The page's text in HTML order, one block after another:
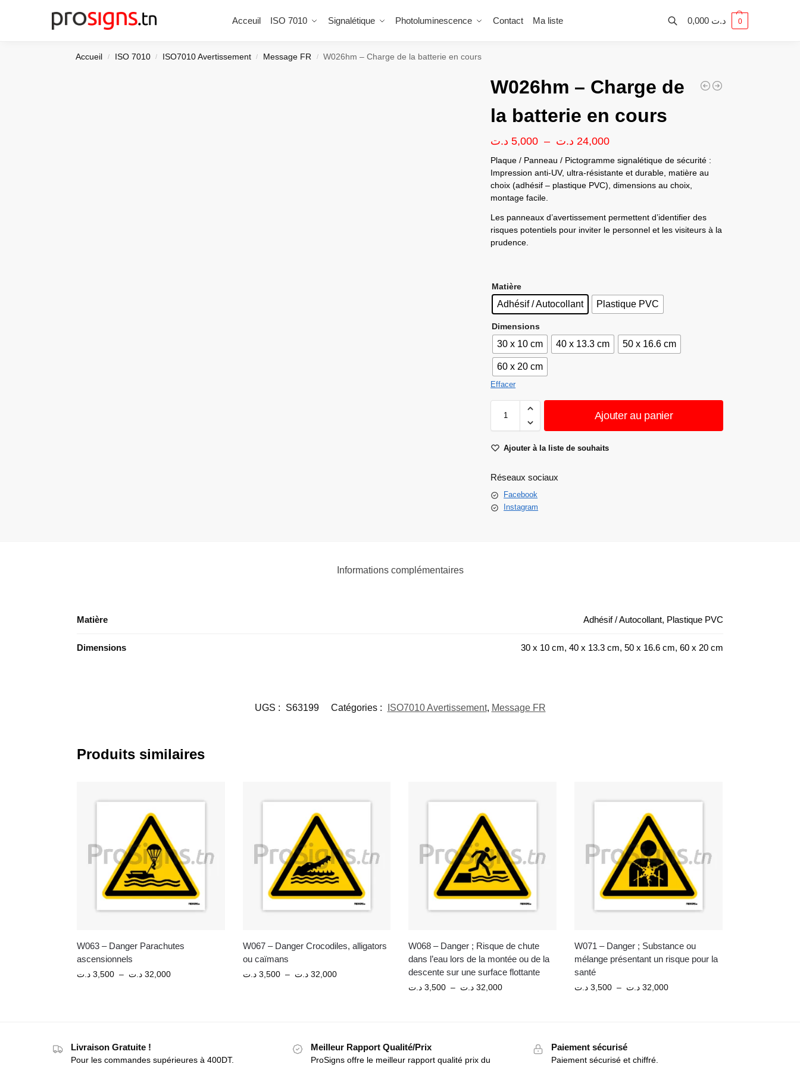
Acceuil ISO 7010 Signalétique Photoluminescence Contact Ma liste
Chercher 0,000 د.ت 0
Accueil / ISO 7010 / ISO7010 Avertissement / Message FR / W026hm – Charge de la batterie en cours
W026hm – Charge de
la batterie en cours
5,000 د.ت – 24,000 د.ت
Plaque / Panneau / Pictogramme signalétique de sécurité :
Impression anti-UV, ultra-résistante et durable, matière au
choix (adhésif – plastique PVC), dimensions au choix,
montage facile.
Les panneaux d’avertissement permettent d’identifier des
risques potentiels pour inviter le personnel et les visiteurs à la
prudence.
Matière
Adhésif / Autocollant Plastique PVC
Dimensions
30 x 10 cm 40 x 13.3 cm 50 x 16.6 cm
60 x 20 cm
Effacer
Ajouter au panier
Ajouter à la liste de souhaits
Réseaux sociaux
Facebook
Instagram
Informations complémentaires
Matière Adhésif / Autocollant, Plastique PVC
Dimensions 30 x 10 cm, 40 x 13.3 cm, 50 x 16.6 cm, 60 x 20 cm
UGS : S63199 Catégories : ISO7010 Avertissement, Message FR
Produits similaires
W063 – Danger Parachutes
ascensionnels
3,500 د.ت – 32,000 د.ت
W067 – Danger Crocodiles, alligators
ou caïmans
3,500 د.ت – 32,000 د.ت
W068 – Danger ; Risque de chute
dans l’eau lors de la montée ou de la
descente sur une surface flottante
3,500 د.ت – 32,000 د.ت
W071 – Danger ; Substance ou
mélange présentant un risque pour la
santé
3,500 د.ت – 32,000 د.ت
Livraison Gratuite !
Pour les commandes supérieures à 400DT.
Meilleur Rapport Qualité/Prix
ProSigns offre le meilleur rapport qualité prix du
Paiement sécurisé
Paiement sécurisé et chiffré.